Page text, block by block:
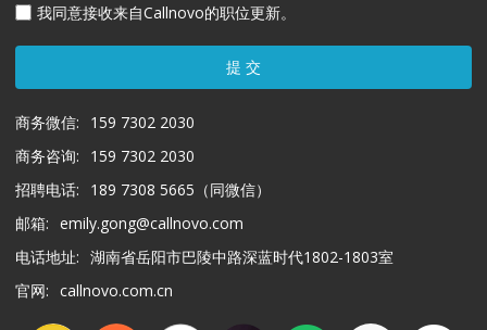
我同意接收来自Callnovo的职位更新。
提 交
商务微信:
159 7302 2030
商务咨询:
159 7302 2030
招聘电话:
189 7308 5665（同微信）
邮箱: emily.gong@callnovo.com
电话地址: 湖南省岳阳市巴陵中路深蓝时代1802-1803室
官网: callnovo.com.cn